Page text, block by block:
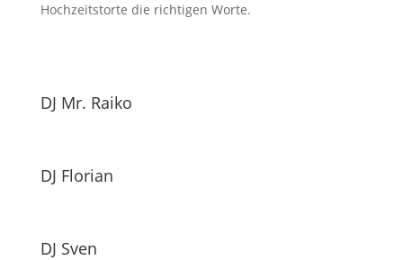
Hochzeitstorte die richtigen Worte.
DJ Mr. Raiko
DJ Florian
DJ Sven